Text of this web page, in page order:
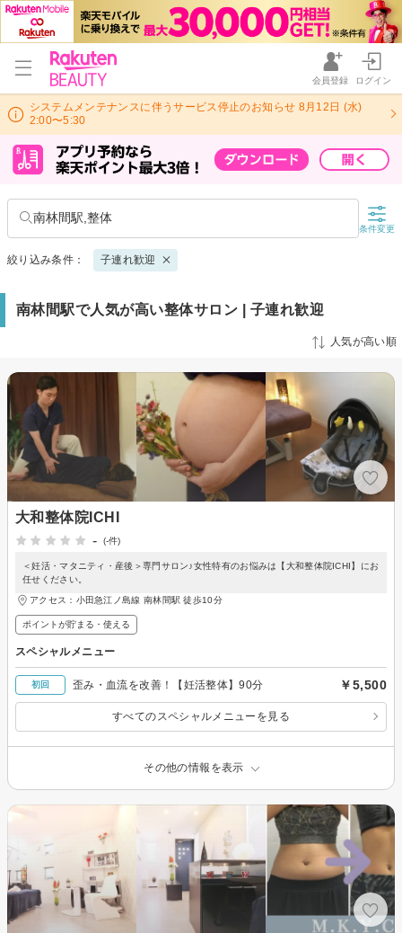
会員登録 ログイン
システムメンテナンスに伴うサービス停止のお知らせ 8月12日 (水)
2:00〜5:30
南林間駅,整体
条件変更
絞り込み条件： 子連れ歓迎
南林間駅で人気が高い整体サロン | 子連れ歓迎
人気が高い順
大和整体院ICHI
-
(-件)
＜妊活・マタニティ・産後＞専門サロン♪女性特有のお悩みは【大和整体院ICHI】にお
任せください。
アクセス：小田急江ノ島線 南林間駅 徒歩10分
ポイントが貯まる・使える
スペシャルメニュー
初回 歪み・血流を改善！【妊活整体】90分 ￥5,500
すべてのスペシャルメニューを見る
その他の情報を表示